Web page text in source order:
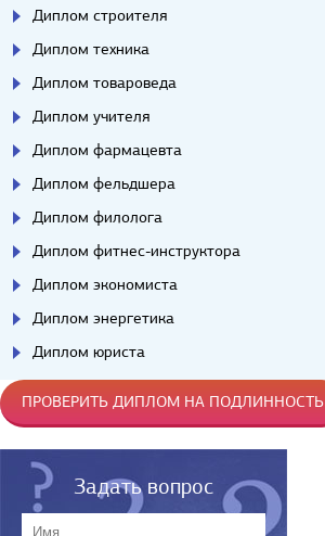
Диплом строителя
Диплом техника
Диплом товароведа
Диплом учителя
Диплом фармацевта
Диплом фельдшера
Диплом филолога
Диплом фитнес-инструктора
Диплом экономиста
Диплом энергетика
Диплом юриста
ПРОВЕРИТЬ ДИПЛОМ НА ПОДЛИННОСТЬ
Задать вопрос